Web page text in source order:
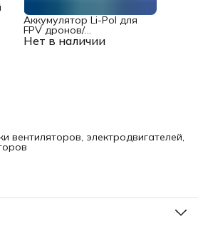
Нет в наличии
Аккумулятор Li-Pol для
FPV дронов/
квадрокоптеров 23,1 В,
вентиляторов, электродвигателей,